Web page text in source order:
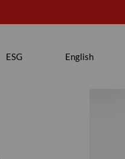
ESG English